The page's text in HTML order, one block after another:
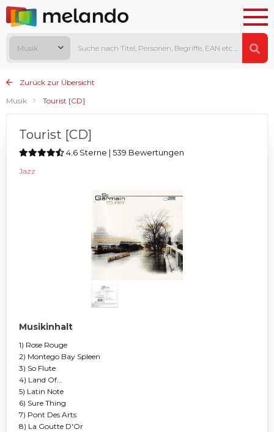
Musik
Zurück zur Übersicht
Musik
Tourist [CD]
Tourist [CD]
4.6 Sterne | 539 Bewertungen
Jazz
Musikinhalt
1) Rose Rouge
2) Montego Bay Spleen
3) So Flute
4) Land Of...
5) Latin Note
6) Sure Thing
7) Pont Des Arts
8) La Goutte D'Or